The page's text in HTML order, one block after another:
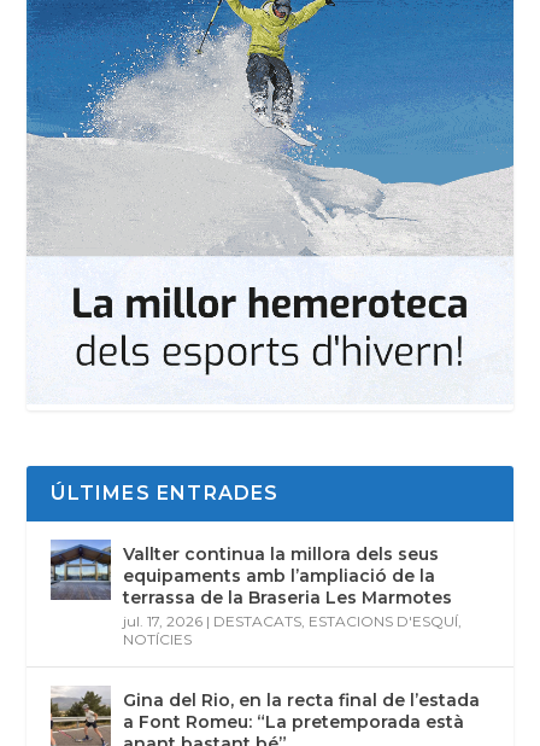
ÚLTIMES ENTRADES
Vallter continua la millora dels seus
equipaments amb l’ampliació de la
terrassa de la Braseria Les Marmotes
jul. 17, 2026 | DESTACATS, ESTACIONS D'ESQUÍ,
NOTÍCIES
Gina del Rio, en la recta final de l’estada
a Font Romeu: “La pretemporada està